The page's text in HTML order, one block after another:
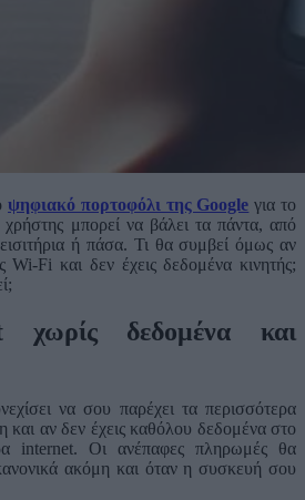
ψηφιακό πορτοφόλι της Google για το
μπορεί να βάλει τα πάντα, από
ή πάσα. Τι θα συμβεί όμως αν
Wi-Fi και δεν έχεις δεδομένα κινητής;
χωρίς δεδομένα και
να σου παρέχει τα περισσότερα
και αν δεν έχεις καθόλου δεδομένα στο
internet. Οι ανέπαφες πληρωμές θα
ακόμη και όταν η συσκευή σου